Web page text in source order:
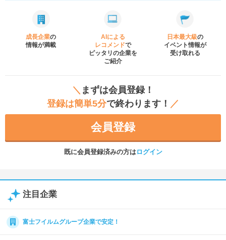
成長企業の
情報が満載
AIによる
レコメンドで
ピッタリの企業を
ご紹介
日本最大級の
イベント情報が
受け取れる
＼ まずは会員登録！
登録は簡単5分で終わります！ ／
会員登録
既に会員登録済みの方はログイン
注目企業
富士フイルムグループ企業で安定！